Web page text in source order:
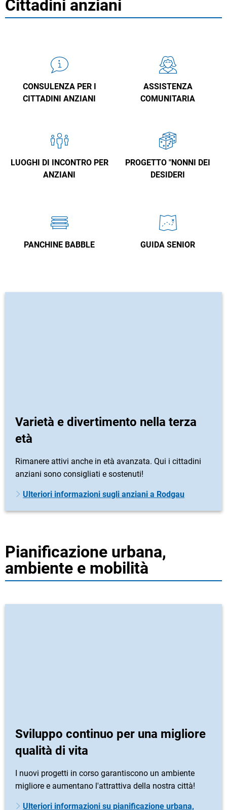
Cittadini anziani
CONSULENZA PER I
CITTADINI ANZIANI
ASSISTENZA
COMUNITARIA
LUOGHI DI INCONTRO PER
ANZIANI
PROGETTO "NONNI DEI
DESIDERI
PANCHINE BABBLE GUIDA SENIOR
Varietà e divertimento nella terza
età
Rimanere attivi anche in età avanzata. Qui i cittadini
anziani sono consigliati e sostenuti!
Ulteriori informazioni sugli anziani a Rodgau
Pianificazione urbana,
ambiente e mobilità
Sviluppo continuo per una migliore
qualità di vita
I nuovi progetti in corso garantiscono un ambiente
migliore e aumentano l'attrattiva della nostra città!
Ulteriori informazioni su pianificazione urbana,